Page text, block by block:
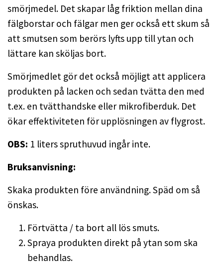
smörjmedel. Det skapar låg friktion mellan dina
fälgborstar och fälgar men ger också ett skum så
att smutsen som berörs lyfts upp till ytan och
lättare kan sköljas bort.
Smörjmedlet gör det också möjligt att applicera
produkten på lacken och sedan tvätta den med
t.ex. en tvätthandske eller mikrofiberduk. Det
ökar effektiviteten för upplösningen av flygrost.
OBS: 1 liters spruthuvud ingår inte.
Bruksanvisning:
Skaka produkten före användning. Späd om så
önskas.
Förtvätta / ta bort all lös smuts.
Spraya produkten direkt på ytan som ska
behandlas.